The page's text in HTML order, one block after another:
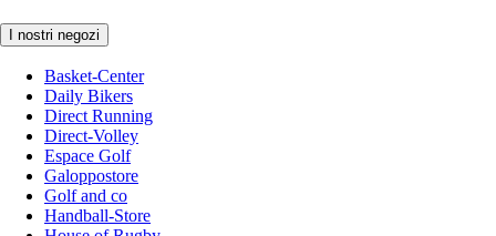
I nostri negozi
Basket-Center
Daily Bikers
Direct Running
Direct-Volley
Espace Golf
Galoppostore
Golf and co
Handball-Store